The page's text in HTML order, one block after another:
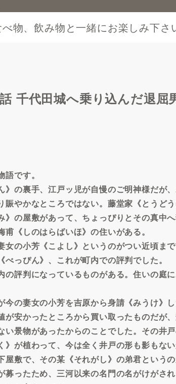
物、飲み物と一緒にお楽しみ下さ
千代田城へ乗り込んだ退屈
です。
の裏手、江戸ッ児が自慢のご明神様だが
賑やかなところではない。藤堂家《とうど
》の屋敷があって、ちょっぴりとその真中
甫《しのはらばいほ》の住いがある。
の小芳《こよし》というのがつい近頃ま
っぴん》、これが町内での評判でした。
評判になっているものがある。住いの庭
の妻女の小芳を吉原から身請《みうけ》
が安かったところから買い取ったものだが
景物があったからのことでした。その井
》が植わって、今は全く井戸の形も影もな
屋敷で、その某《それがし》の弟君という
募ったため、三河以来の名門の名がけがさ